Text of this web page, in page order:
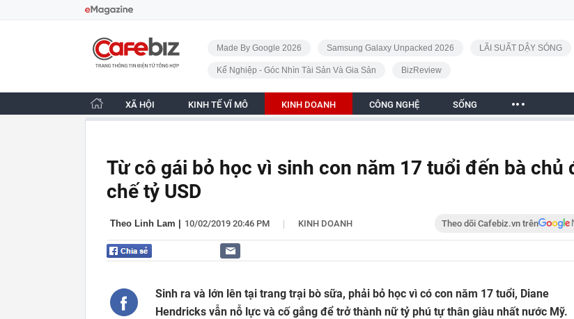
CafeBiz - Trang chủ
Made By Google 2026 Samsung Galaxy Unpacked 2026 LÃI SUẤT DẬY SÓNG
Kế Nghiệp - Góc Nhìn Tài Sản Và Gia Sản BizReview
XÃ HỘI KINH TẾ VĨ MÔ KINH DOANH CÔNG NGHỆ SỐNG
Từ cô gái bỏ học vì sinh con năm 17 tuổi đến bà chủ
chế tỷ USD
Theo Linh Lam 10/02/2019 20:46 PM | KINH DOANH Theo dõi Cafebiz.vn trên
Sinh ra và lớn lên tại trang trại bò sữa, phải bỏ học vì có con năm 17 tuổi, Diane
Hendricks vẫn nỗ lực và cố gắng để trở thành nữ tỷ phú tự thân giàu nhất nước Mỹ.